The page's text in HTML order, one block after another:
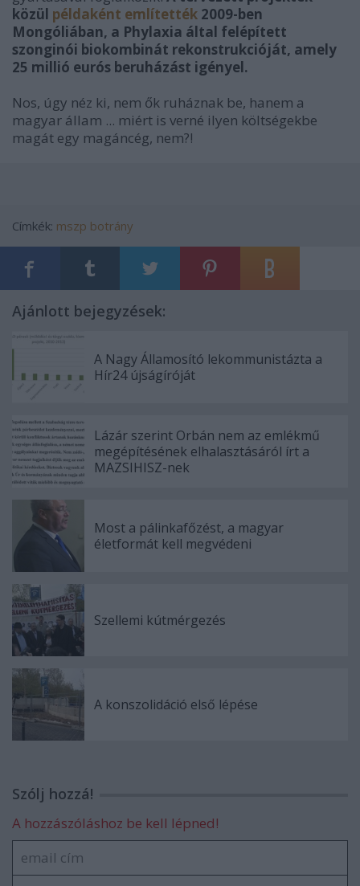
közül példaként említették 2009-ben
Mongóliában, a Phylaxia által felépített
szonginói biokombinát rekonstrukcióját, amely
25 millió eurós beruházást igényel.
Nos, úgy néz ki, nem ők ruháznak be, hanem a
magyar állam ... miért is verné ilyen költségekbe
magát egy magáncég, nem?!
Címkék: mszp botrány
Ajánlott bejegyzések:
A Nagy Államosító lekommunistázta a
Hír24 újságíróját
Lázár szerint Orbán nem az emlékmű
megépítésének elhalasztásáról írt a
MAZSIHISZ-nek
Most a pálinkafőzést, a magyar
életformát kell megvédeni
Szellemi kútmérgezés
A konszolidáció első lépése
Szólj hozzá!
A hozzászóláshoz be kell lépned!